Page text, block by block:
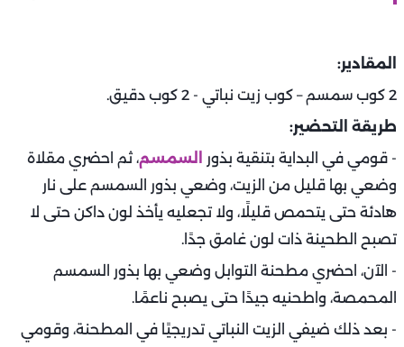
المقادير:
2 كوب سمسم – كوب زيت نباتي - 2 كوب دقيق.
طريقة التحضير:
- قومي في البداية بتنقية بذور
السمسم، ثم احضري مقلاة
وضعي بها قليل من الزيت، وضعي بذور السمسم على نار
هادئة حتى يتحمص قليلًا، ولا تجعليه يأخذ لون داكن حتى لا
تصبح الطحينة ذات لون غامق جدًا.
- الآن، احضري مطحنة التوابل وضعي بها بذور السمسم
المحمصة، واطحنيه جيدًا حتى يصبح ناعمًا.
- بعد ذلك ضيفي الزيت النباتي تدريجيًا في المطحنة، وقومي